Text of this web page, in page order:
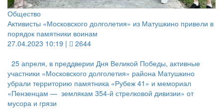
Общество
Активисты «Московского долголетия» из Матушкино привели в
порядок памятники воинам
27.04.2023 10:19 |
2644
25 апреля, в преддверии Дня Великой Победы, активные
участники «Московского долголетия» района Матушкино
убрали территорию памятника «Рубеж 41» и мемориал
«Пензенцам — землякам 354-й стрелковой дивизии» от
мусора и грязи